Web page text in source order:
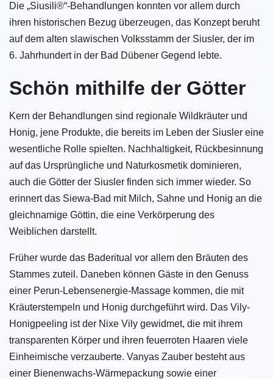
Die „Siusili®“-Behandlungen konnten vor allem durch
ihren historischen Bezug überzeugen, das Konzept beruht
auf dem alten slawischen Volksstamm der Siusler, der im
6. Jahrhundert in der Bad Dübener Gegend lebte.
Schön mithilfe der Götter
Kern der Behandlungen sind regionale Wildkräuter und
Honig, jene Produkte, die bereits im Leben der Siusler eine
wesentliche Rolle spielten. Nachhaltigkeit, Rückbesinnung
auf das Ursprüngliche und Naturkosmetik dominieren,
auch die Götter der Siusler finden sich immer wieder. So
erinnert das Siewa-Bad mit Milch, Sahne und Honig an die
gleichnamige Göttin, die eine Verkörperung des
Weiblichen darstellt.
Früher wurde das Baderitual vor allem den Bräuten des
Stammes zuteil. Daneben können Gäste in den Genuss
einer Perun-Lebensenergie-Massage kommen, die mit
Kräuterstempeln und Honig durchgeführt wird. Das Vily-
Honigpeeling ist der Nixe Vily gewidmet, die mit ihrem
transparenten Körper und ihren feuerroten Haaren viele
Einheimische verzauberte. Vanyas Zauber besteht aus
einer Bienenwachs-Wärmepackung sowie einer